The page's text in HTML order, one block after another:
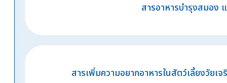
สารอาหารบำรุงสมอง
สารเพิ่มความอยากอาหารในสัตว์เลี้ยงวัย